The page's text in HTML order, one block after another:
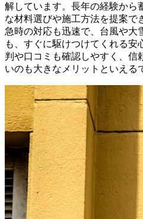
解しています。長年の経験から
な材料選びや施工方法を提案で
急時の対応も迅速で、台風や大
も、すぐに駆けつけてくれる
判や口コミも確認しやすく、信
いのも大きなメリットといえる